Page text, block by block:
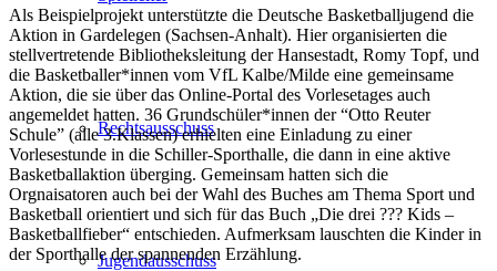
Rechtsausschuss
Jugendausschuss
Als Beispielprojekt unterstützte die Deutsche Basketballjugend die
Aktion in Gardelegen (Sachsen-Anhalt). Hier organisierten die
stellvertretende Bibliotheksleitung der Hansestadt, Romy Topf, und
die Basketballer*innen vom VfL Kalbe/Milde eine gemeinsame
Aktion, die sie über das Online-Portal des Vorlesetages auch
angemeldet hatten. 36 Grundschüler*innen der “Otto Reuter
Schule” (alle 3.Klassen) erhielten eine Einladung zu einer
Vorlesestunde in die Schiller-Sporthalle, die dann in eine aktive
Basketballaktion überging. Gemeinsam hatten sich die
Orgnaisatoren auch bei der Wahl des Buches am Thema Sport und
Basketball orientiert und sich für das Buch „Die drei ??? Kids –
Basketballfieber“ entschieden. Aufmerksam lauschten die Kinder in
der Sporthalle der spannenden Erzählung.